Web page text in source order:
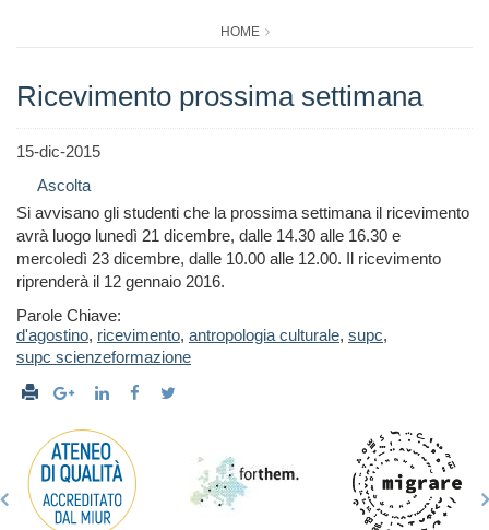
HOME
Ricevimento prossima settimana
15-dic-2015
Ascolta
Si avvisano gli studenti che la prossima settimana il ricevimento
avrà luogo lunedì 21 dicembre, dalle 14.30 alle 16.30 e
mercoledì 23 dicembre, dalle 10.00 alle 12.00. Il ricevimento
riprenderà il 12 gennaio 2016.
Parole Chiave:
d'agostino, ricevimento, antropologia culturale, supc,
supc scienzeformazione